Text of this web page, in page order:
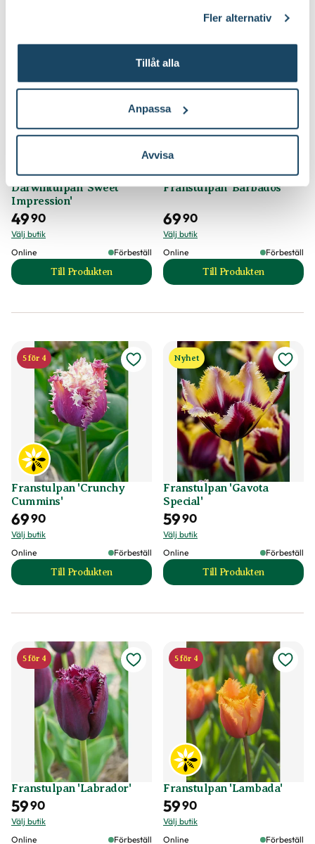
Fler alternativ
Tillåt alla
Anpassa
Avvisa
Darwintulpan 'Sweet
Impression'
4990
Välj butik
Online
Förbeställ
Till Produkten
till Darwintulpan 'Sweet Impression' produktsida
Franstulpan 'Barbados'
6990
Välj butik
Online
Förbeställ
Till Produkten
till Franstulpan
5 för 4
Franstulpan 'Crunchy
Cummins'
6990
Välj butik
Online
Förbeställ
Till Produkten
till Franstulpan 'Crunchy Cummins' produktsida
Nyhet
Franstulpan 'Gavota
Special'
5990
Välj butik
Online
Förbeställ
Till Produkten
till Franstulpan
5 för 4
Franstulpan 'Labrador'
5990
Välj butik
Online
Förbeställ
5 för 4
Franstulpan 'Lambada'
5990
Välj butik
Online
Förbeställ